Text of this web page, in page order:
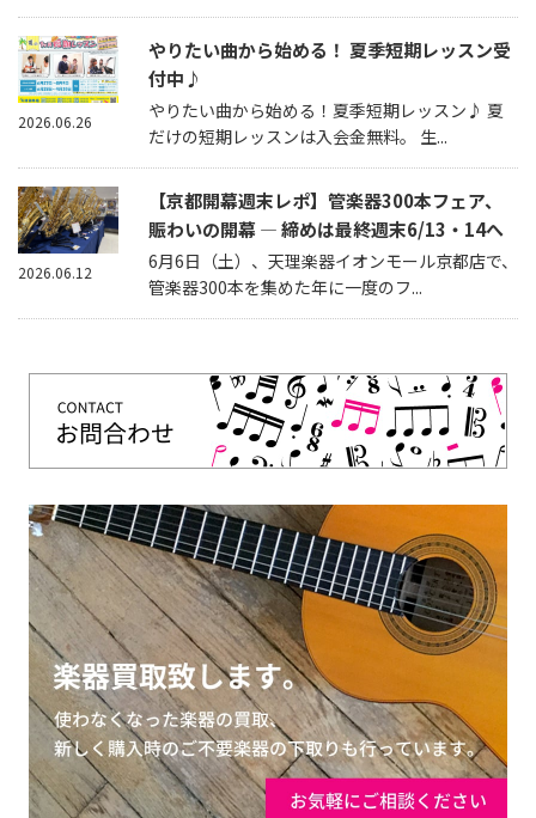
やりたい曲から始める！ 夏季短期レッスン受
付中♪
やりたい曲から始める！夏季短期レッスン♪ 夏
だけの短期レッスンは入会金無料。 生...
2026.06.26
【京都開幕週末レポ】管楽器300本フェア、
賑わいの開幕 — 締めは最終週末6/13・14へ
6月6日（土）、天理楽器イオンモール京都店で、
管楽器300本を集めた年に一度のフ...
2026.06.12